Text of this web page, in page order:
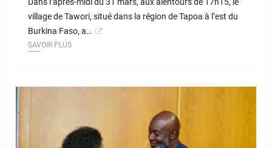
village de Tawori, situé dans la région de Tapoa à l’est du
Burkina Faso, a…
SAVOIR PLUS